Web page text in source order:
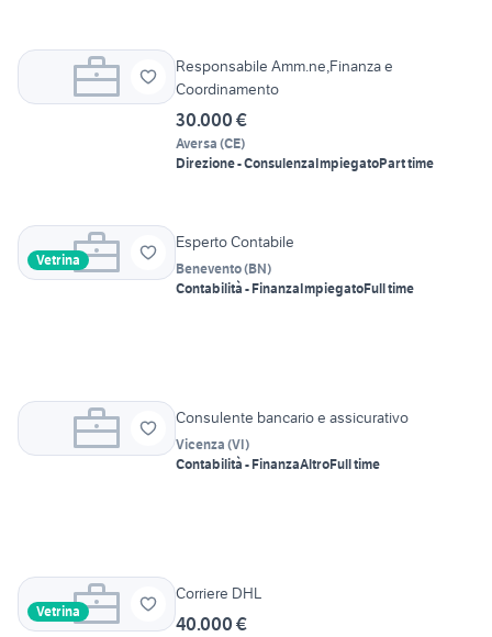
Responsabile Amm.ne,Finanza e
Coordinamento
30.000 €
Aversa (CE)
Direzione - ConsulenzaImpiegatoPart time
Vetrina
Esperto Contabile
Benevento(BN)
Contabilità - FinanzaImpiegatoFull time
Consulente bancario e assicurativo
Vicenza (VI)
Contabilità - FinanzaAltroFull time
Vetrina
Corriere DHL
40.000 €